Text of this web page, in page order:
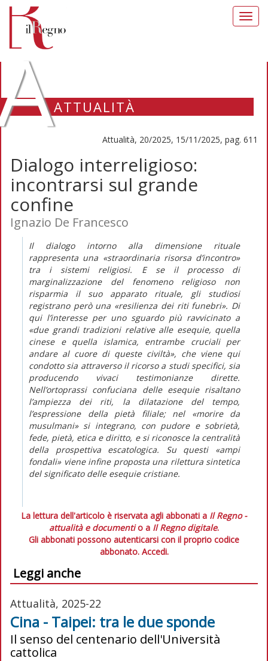
ATTUALITÀ
Attualità, 20/2025, 15/11/2025, pag. 611
Dialogo interreligioso:
incontrarsi sul grande
confine
Ignazio De Francesco
Il dialogo intorno alla dimensione rituale
rappresenta una «straordinaria risorsa d’incontro»
tra i sistemi religiosi. E se il processo di
marginalizzazione del fenomeno religioso non
risparmia il suo apparato rituale, gli studiosi
registrano però una «resilienza dei riti funebri». Di
qui l’interesse per uno sguardo più ravvicinato a
«due grandi tradizioni relative alle esequie, quella
cinese e quella islamica, entrambe cruciali per
andare al cuore di queste civiltà», che viene qui
condotto sia attraverso il ricorso a studi specifici, sia
producendo vivaci testimonianze dirette.
Nell’ortoprassi confuciana delle esequie risaltano
l’ampiezza dei riti, la dilatazione del tempo,
l’espressione della pietà filiale; nel «morire da
musulmani» si integrano, con pudore e sobrietà,
fede, pietà, etica e diritto, e si riconosce la centralità
della prospettiva escatologica. Su questi «ampi
fondali» viene infine proposta una rilettura sintetica
del significato delle esequie cristiane.
La lettura dell'articolo è riservata agli abbonati a Il Regno -
attualità e documentio a Il Regno digitale.
Gli abbonati possono autenticarsi con il proprio codice
abbonato. Accedi.
Leggi anche
Attualità, 2025-22
Cina - Taipei: tra le due sponde
Il senso del centenario dell'Università
cattolica